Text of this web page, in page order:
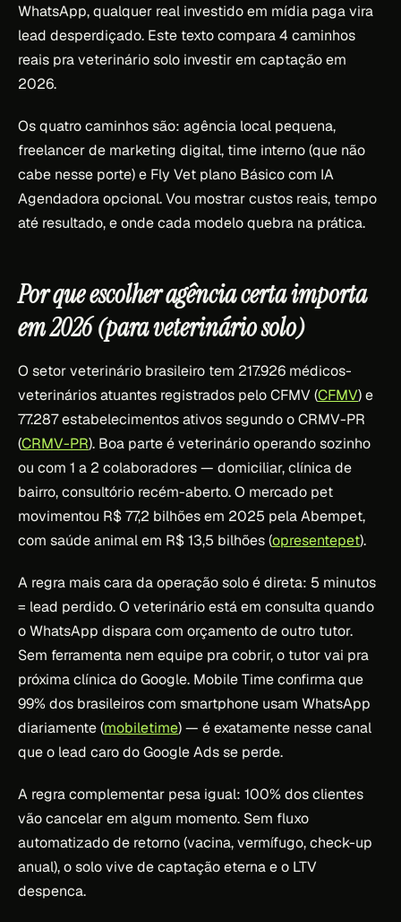
WhatsApp, qualquer real investido em mídia paga vira
lead desperdiçado. Este texto compara 4 caminhos
reais pra veterinário solo investir em captação em
2026.
Os quatro caminhos são: agência local pequena,
freelancer de marketing digital, time interno (que não
cabe nesse porte) e Fly Vet plano Básico com IA
Agendadora opcional. Vou mostrar custos reais, tempo
até resultado, e onde cada modelo quebra na prática.
Por que escolher agência certa importa
em 2026 (para veterinário solo)
O setor veterinário brasileiro tem 217.926 médicos-
veterinários atuantes registrados pelo CFMV (CFMV) e
77.287 estabelecimentos ativos segundo o CRMV-PR
(CRMV-PR). Boa parte é veterinário operando sozinho
ou com 1 a 2 colaboradores — domiciliar, clínica de
bairro, consultório recém-aberto. O mercado pet
movimentou R$ 77,2 bilhões em 2025 pela Abempet,
com saúde animal em R$ 13,5 bilhões (opresentepet).
A regra mais cara da operação solo é direta: 5 minutos
= lead perdido. O veterinário está em consulta quando
o WhatsApp dispara com orçamento de outro tutor.
Sem ferramenta nem equipe pra cobrir, o tutor vai pra
próxima clínica do Google. Mobile Time confirma que
99% dos brasileiros com smartphone usam WhatsApp
diariamente (mobiletime) — é exatamente nesse canal
que o lead caro do Google Ads se perde.
A regra complementar pesa igual: 100% dos clientes
vão cancelar em algum momento. Sem fluxo
automatizado de retorno (vacina, vermífugo, check-up
anual), o solo vive de captação eterna e o LTV
despenca.